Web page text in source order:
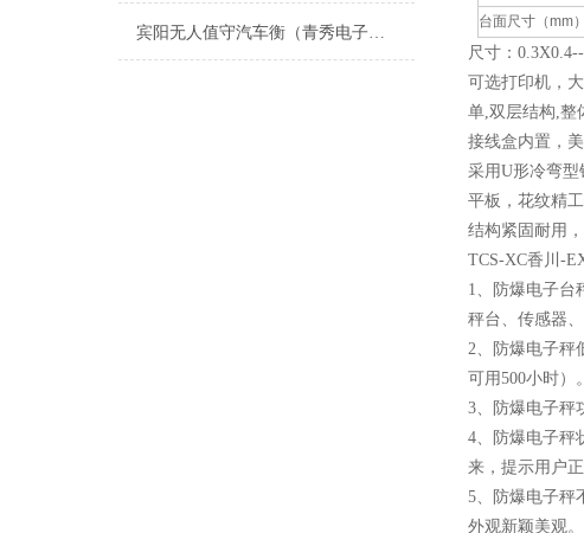
宾阳无人值守汽车衡（青秀电子地磅）平乐电子汽车衡维修
台面尺寸（mm）
尺寸：
可选打印机，
单,双层结构,整
接线盒内置，美
采用U形冷弯型
平板，花纹精工
结构紧固耐用
TCS-XC香川-
1、防爆电子台
秤台、传感器
2、防爆电子秤
可用500小时）。
3、防爆电子秤
4、防爆电子秤
来，提示用户
5、防爆电子秤
外观新颖美观。